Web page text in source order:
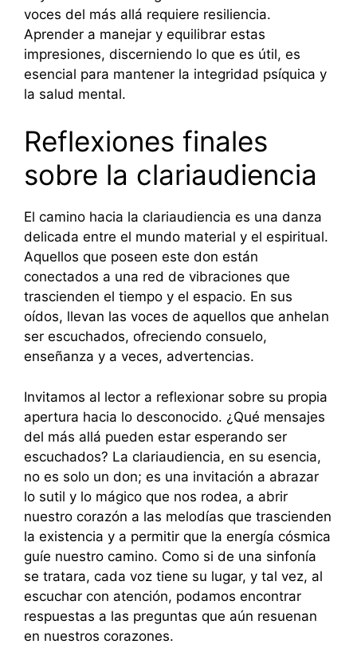
voces del más allá requiere resiliencia.
Aprender a manejar y equilibrar estas
impresiones, discerniendo lo que es útil, es
esencial para mantener la integridad psíquica y
la salud mental.
Reflexiones finales
sobre la clariaudiencia
El camino hacia la clariaudiencia es una danza
delicada entre el mundo material y el espiritual.
Aquellos que poseen este don están
conectados a una red de vibraciones que
trascienden el tiempo y el espacio. En sus
oídos, llevan las voces de aquellos que anhelan
ser escuchados, ofreciendo consuelo,
enseñanza y a veces, advertencias.
Invitamos al lector a reflexionar sobre su propia
apertura hacia lo desconocido. ¿Qué mensajes
del más allá pueden estar esperando ser
escuchados? La clariaudiencia, en su esencia,
no es solo un don; es una invitación a abrazar
lo sutil y lo mágico que nos rodea, a abrir
nuestro corazón a las melodías que trascienden
la existencia y a permitir que la energía cósmica
guíe nuestro camino. Como si de una sinfonía
se tratara, cada voz tiene su lugar, y tal vez, al
escuchar con atención, podamos encontrar
respuestas a las preguntas que aún resuenan
en nuestros corazones.